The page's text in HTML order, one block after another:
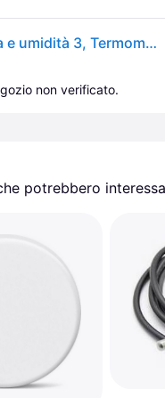
Xiaomi Monitor intelligente di temperatura e umidità 3, Termometro + Igrometro, Bianco
non verificato.
potrebbero